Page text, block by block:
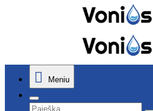
Meniu